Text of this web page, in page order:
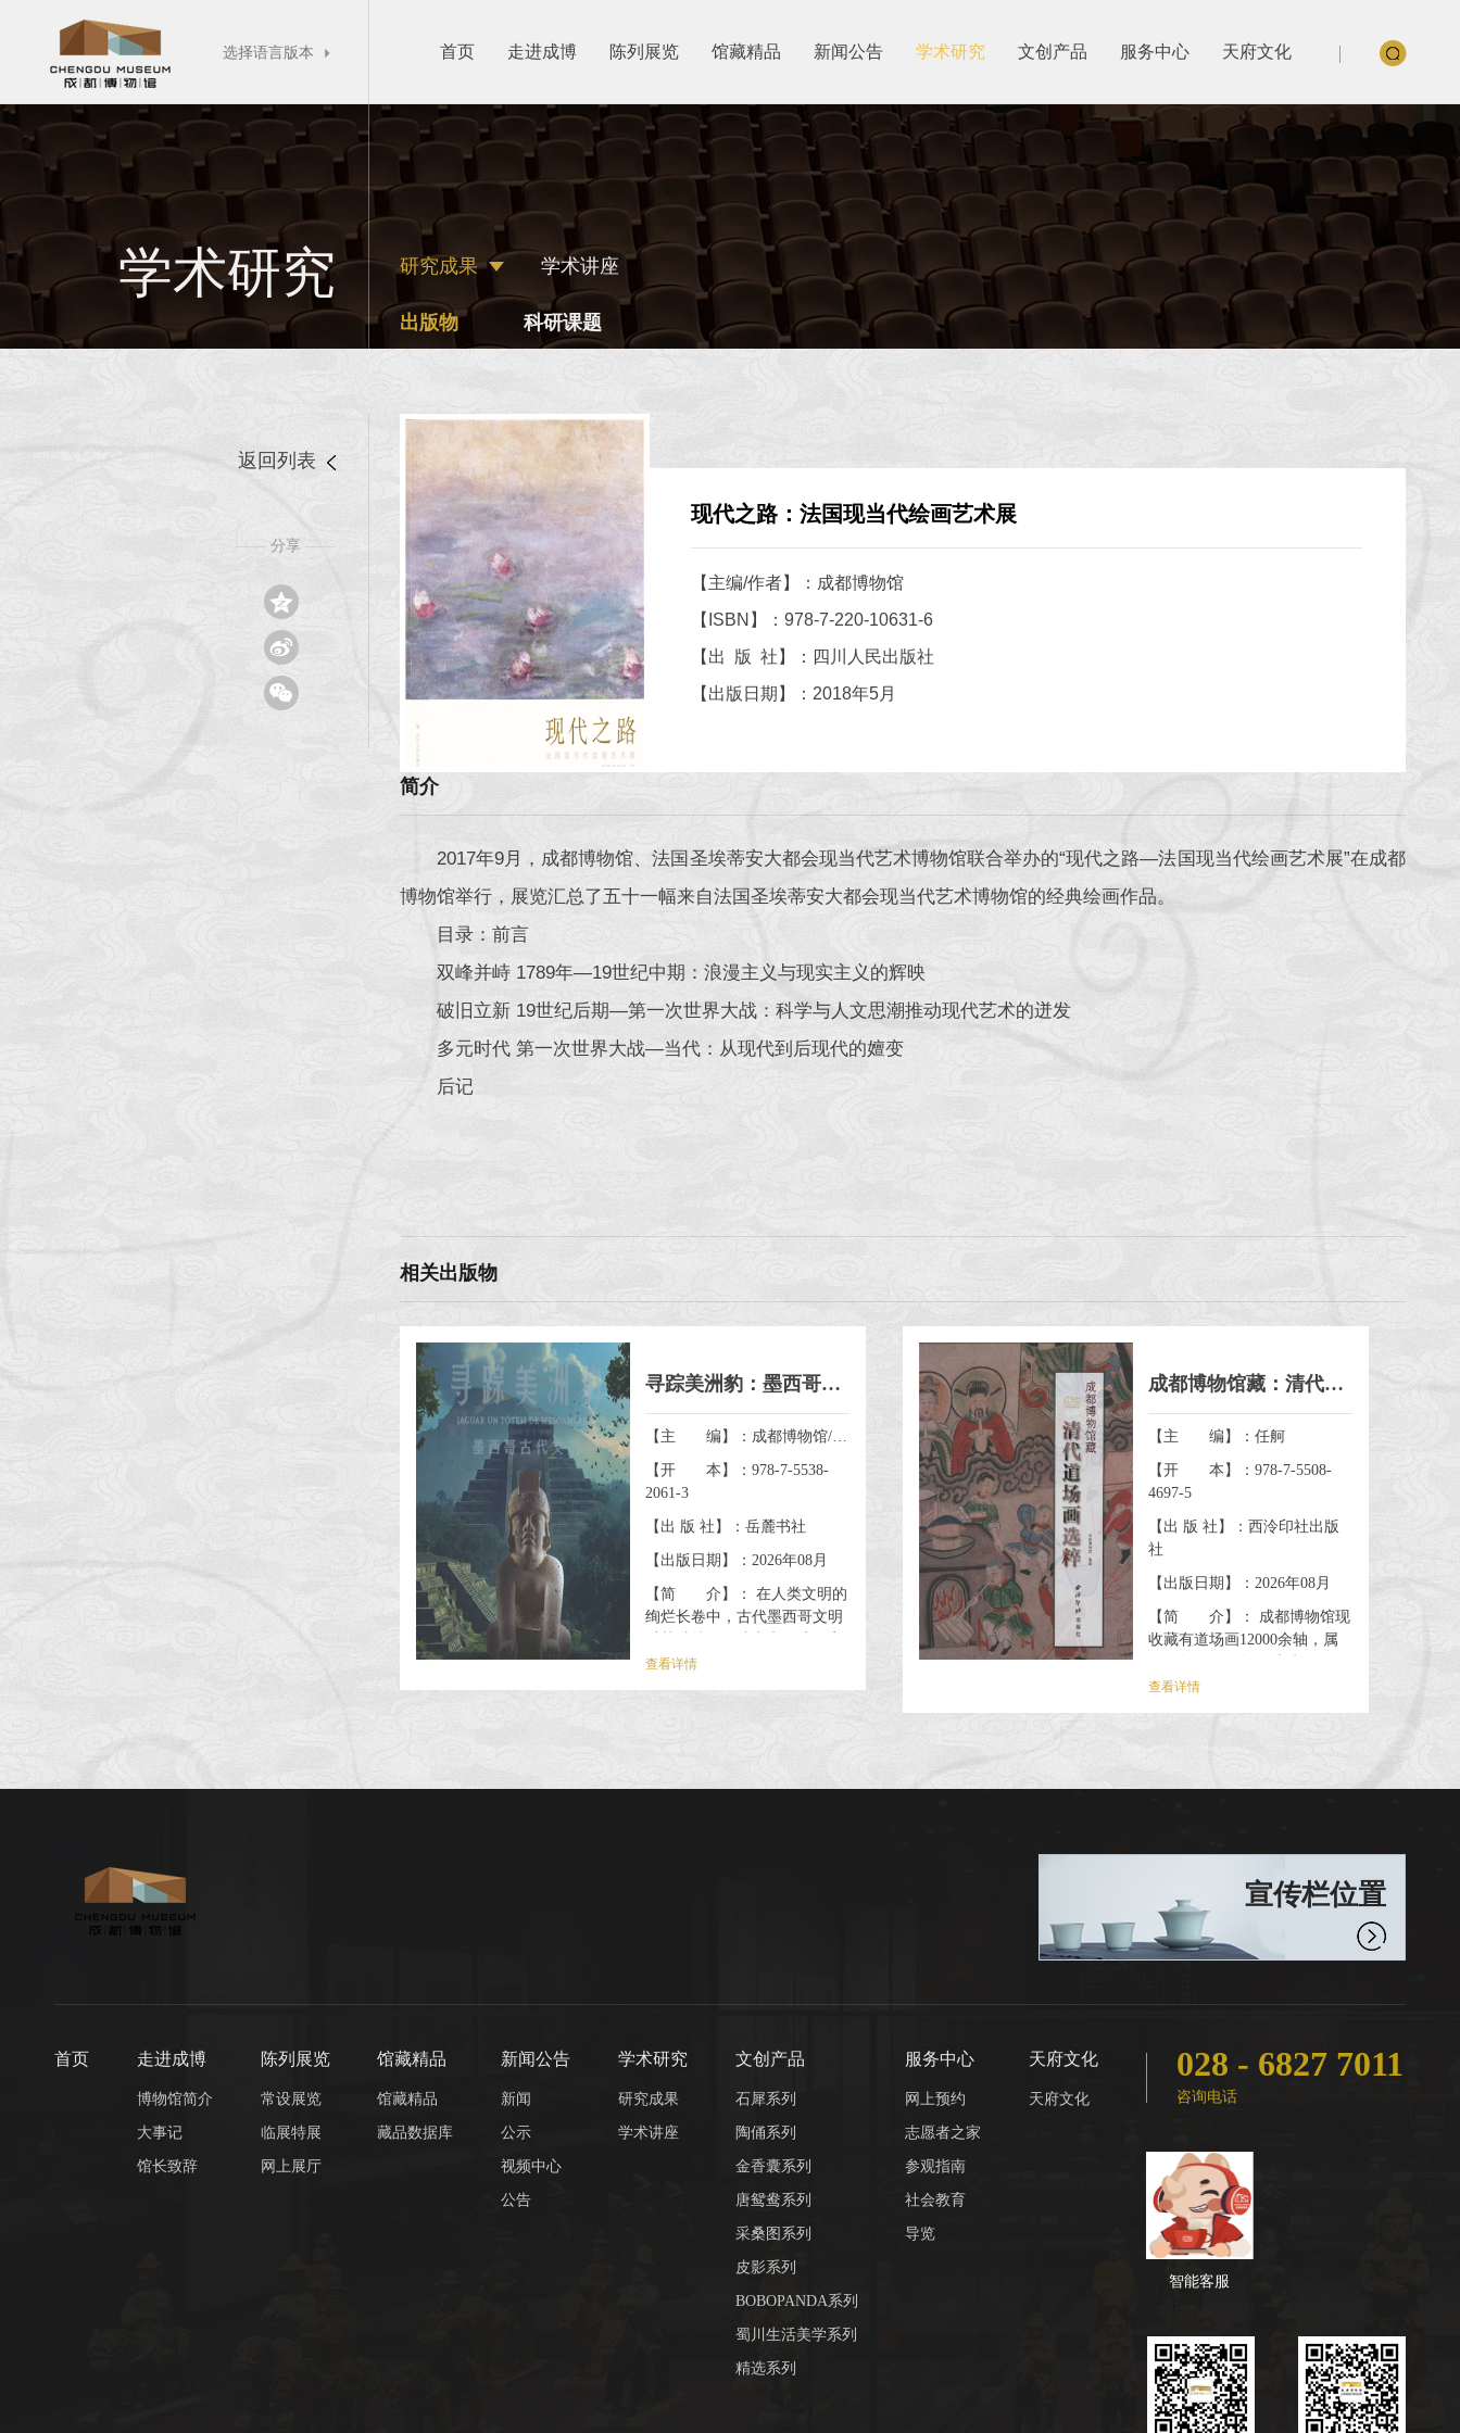
选择语言版本  首页 走进成博 陈列展览 馆藏精品 新闻公告 学术研究 文创产品 服务中心 天府文化
学术研究 研究成果 学术讲座
出版物 科研课题
返回列表
—— 分享 ——



现代之路：法国现当代绘画艺术展
【主编/作者】：成都博物馆
【ISBN】：978-7-220-10631-6
【出 版 社】：四川人民出版社
【出版日期】：2018年5月
简介
2017年9月，成都博物馆、法国圣埃蒂安大都会现当代艺术博物馆联合举办的“现代之路—法国现当代绘画艺术展”在成都
博物馆举行，展览汇总了五十一幅来自法国圣埃蒂安大都会现当代艺术博物馆的经典绘画作品。
目录：前言
双峰并峙 1789年—19世纪中期：浪漫主义与现实主义的辉映
破旧立新 19世纪后期—第一次世界大战：科学与人文思潮推动现代艺术的迸发
多元时代 第一次世界大战—当代：从现代到后现代的嬗变
后记
相关出版物
寻踪美洲豹：墨西哥古代文明
【主 编】：成都博物馆/墨西哥国家人类学与历史研究所/北京坤远文博展览有限公司
【开 本】：978-7-5538-
2061-3
【出 版 社】：岳麓书社
【出版日期】：2026年08月
【简 介】： 在人类文明的
绚烂长卷中，古代墨西哥文明
宙理解古据了特殊位置。早在
查看详情
成都博物馆藏：清代道场画选粹
【主 编】：任舸
【开 本】：978-7-5508-
4697-5
【出 版 社】：西泠印社出版
社
【出版日期】：2026年08月
【简 介】： 成都博物馆现
收藏有道场画12000余轴，属
成。道场画是一种在中国传统
史、民俗史、思想史等领域仍
具有多方面的学术价值。 本书
是成都博物馆整理和研究...
查看详情
宣传栏位置
首页 走进成博
博物馆简介
大事记
馆长致辞
陈列展览
常设展览
临展特展
网上展厅
馆藏精品
馆藏精品
藏品数据库
新闻公告
新闻
公示
视频中心
公告
学术研究
研究成果
学术讲座
文创产品
石犀系列
陶俑系列
金香囊系列
唐鸳鸯系列
采桑图系列
皮影系列
BOBOPANDA系列
蜀川生活美学系列
精选系列
服务中心
网上预约
志愿者之家
参观指南
社会教育
导览
天府文化
天府文化
028 - 6827 7011
咨询电话
智能客服